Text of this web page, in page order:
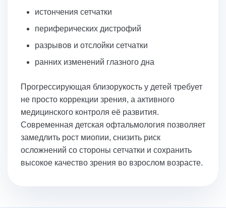
истончения сетчатки
периферических дистрофий
разрывов и отслойки сетчатки
ранних изменений глазного дна
Прогрессирующая близорукость у детей требует
не просто коррекции зрения, а активного
медицинского контроля её развития.
Современная детская офтальмология позволяет
замедлить рост миопии, снизить риск
осложнений со стороны сетчатки и сохранить
высокое качество зрения во взрослом возрасте.